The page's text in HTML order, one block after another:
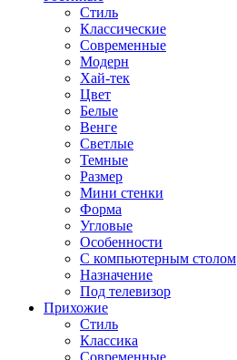
Стиль
Классические
Современные
Модерн
Хай-тек
Цвет
Белые
Венге
Светлые
Темные
Размер
Мини стенки
Форма
Угловые
Особенности
С компьютерным столом
Назначение
Под телевизор
Прихожие
Стиль
Классика
Современные